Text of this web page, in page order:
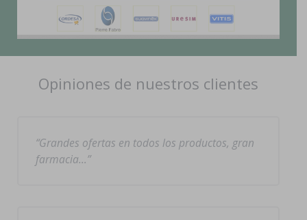
Opiniones de nuestros clientes
Grandes ofertas en todos los productos, gran
farmacia…